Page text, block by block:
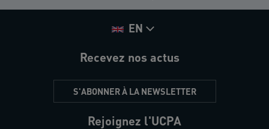
EN
Recevez nos actus
S'ABONNER À LA NEWSLETTER
Rejoignez l'UCPA